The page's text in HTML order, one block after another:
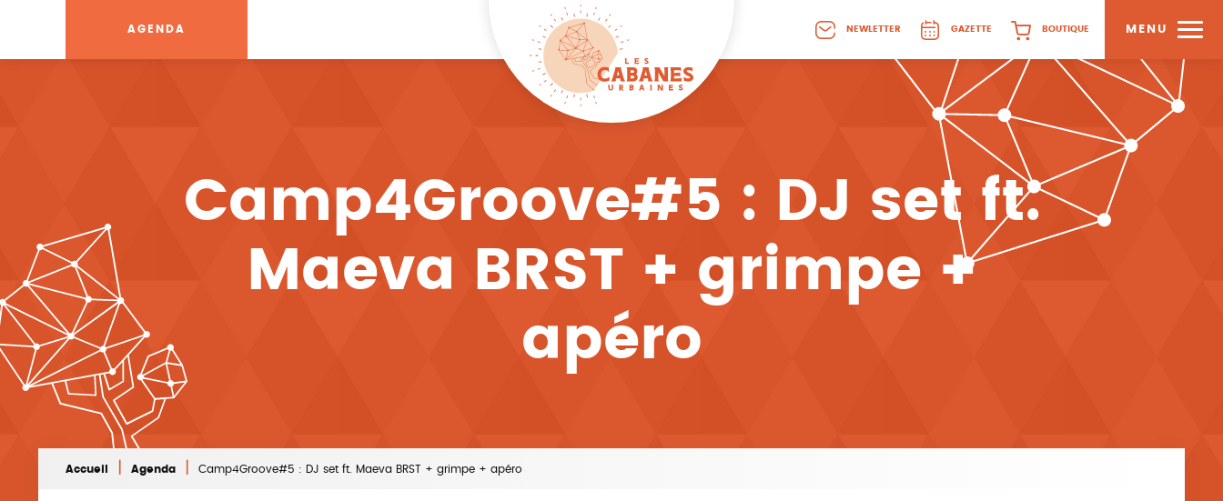
AGENDA NEWLETTER GAZETTE BOUTIQUE MENU
Camp4Groove#5 : DJ set ft.
Maeva BRST + grimpe +
apéro
Accueil Agenda Camp4Groove#5 : DJ set ft. Maeva BRST + grimpe + apéro